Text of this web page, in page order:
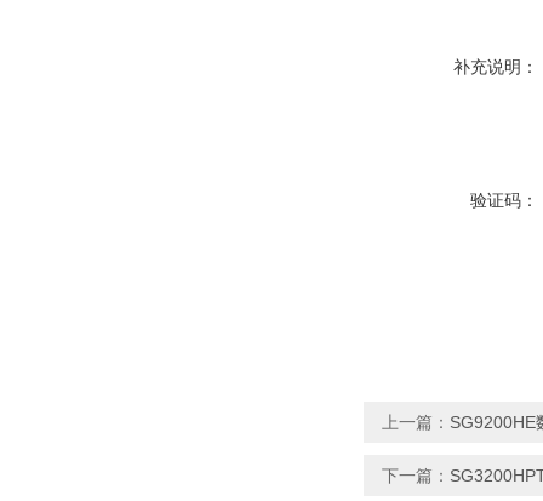
补充说明：
验证码：
上一篇： SG9200HE
下一篇：